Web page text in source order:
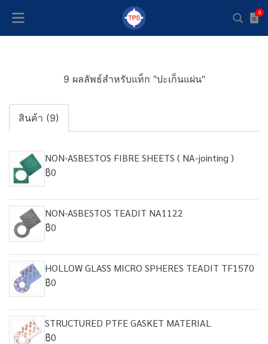
0
9 ผลลัพธ์สำหรับแท็ก "ปะเก็นแผ่น"
สินค้า (9)
NON-ASBESTOS FIBRE SHEETS ( NA-jointing )
฿0
NON-ASBESTOS TEADIT NA1122
฿0
HOLLOW GLASS MICRO SPHERES TEADIT TF1570
฿0
STRUCTURED PTFE GASKET MATERIAL
฿0